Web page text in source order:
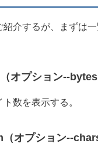
介するが、まずは
オプション--bytes
数を表示する。
オプション--chars